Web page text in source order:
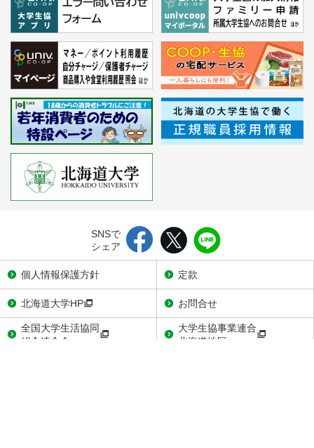
SNSで
シェア
個人情報保護方針
定款
北海道大学HP
お問合せ
全国大学生活協同
組合連合会
大学生協事業連合
北海道地区